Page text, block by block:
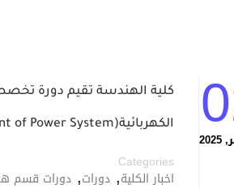
كلية الهندسة تقيم دورة
الكهربائية(Multi Contingency Analysis Based Static Security Assessment of Power System)
Categories
اخبار الكلية, دورات, دورات قسم